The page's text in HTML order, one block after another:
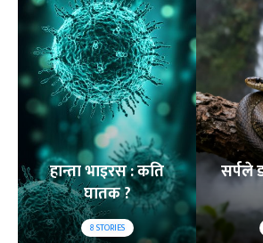
हान्ता भाइरस : कति
घातक ?
8STORIES
सर्पले